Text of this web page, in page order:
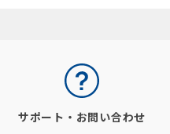
サポート・お問い合わせ